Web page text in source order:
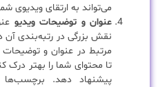
می‌تواند به ارتقای ویدیوی
عنوان و توضیحات ویدیو
نقش بزرگی در رتبه‌بندی آن
مرتبط در عنوان و
تا محتوای شما را بهتر درک